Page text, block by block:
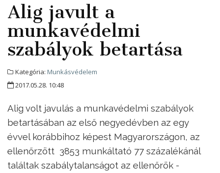
Alig javult a
munkavédelmi
szabályok betartása
Kategória: Munkásvédelem
2017.05.28. 10:48
Alig volt javulás a munkavédelmi szabályok
betartásában az első negyedévben az egy
évvel korábbihoz képest Magyarországon, az
ellenőrzött 3853 munkáltató 77 százalékánál
találtak szabálytalanságot az ellenőrök -